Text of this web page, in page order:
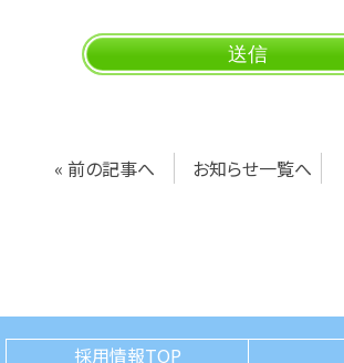
« 前の記事へ お知らせ一覧へ
採用情報TOP